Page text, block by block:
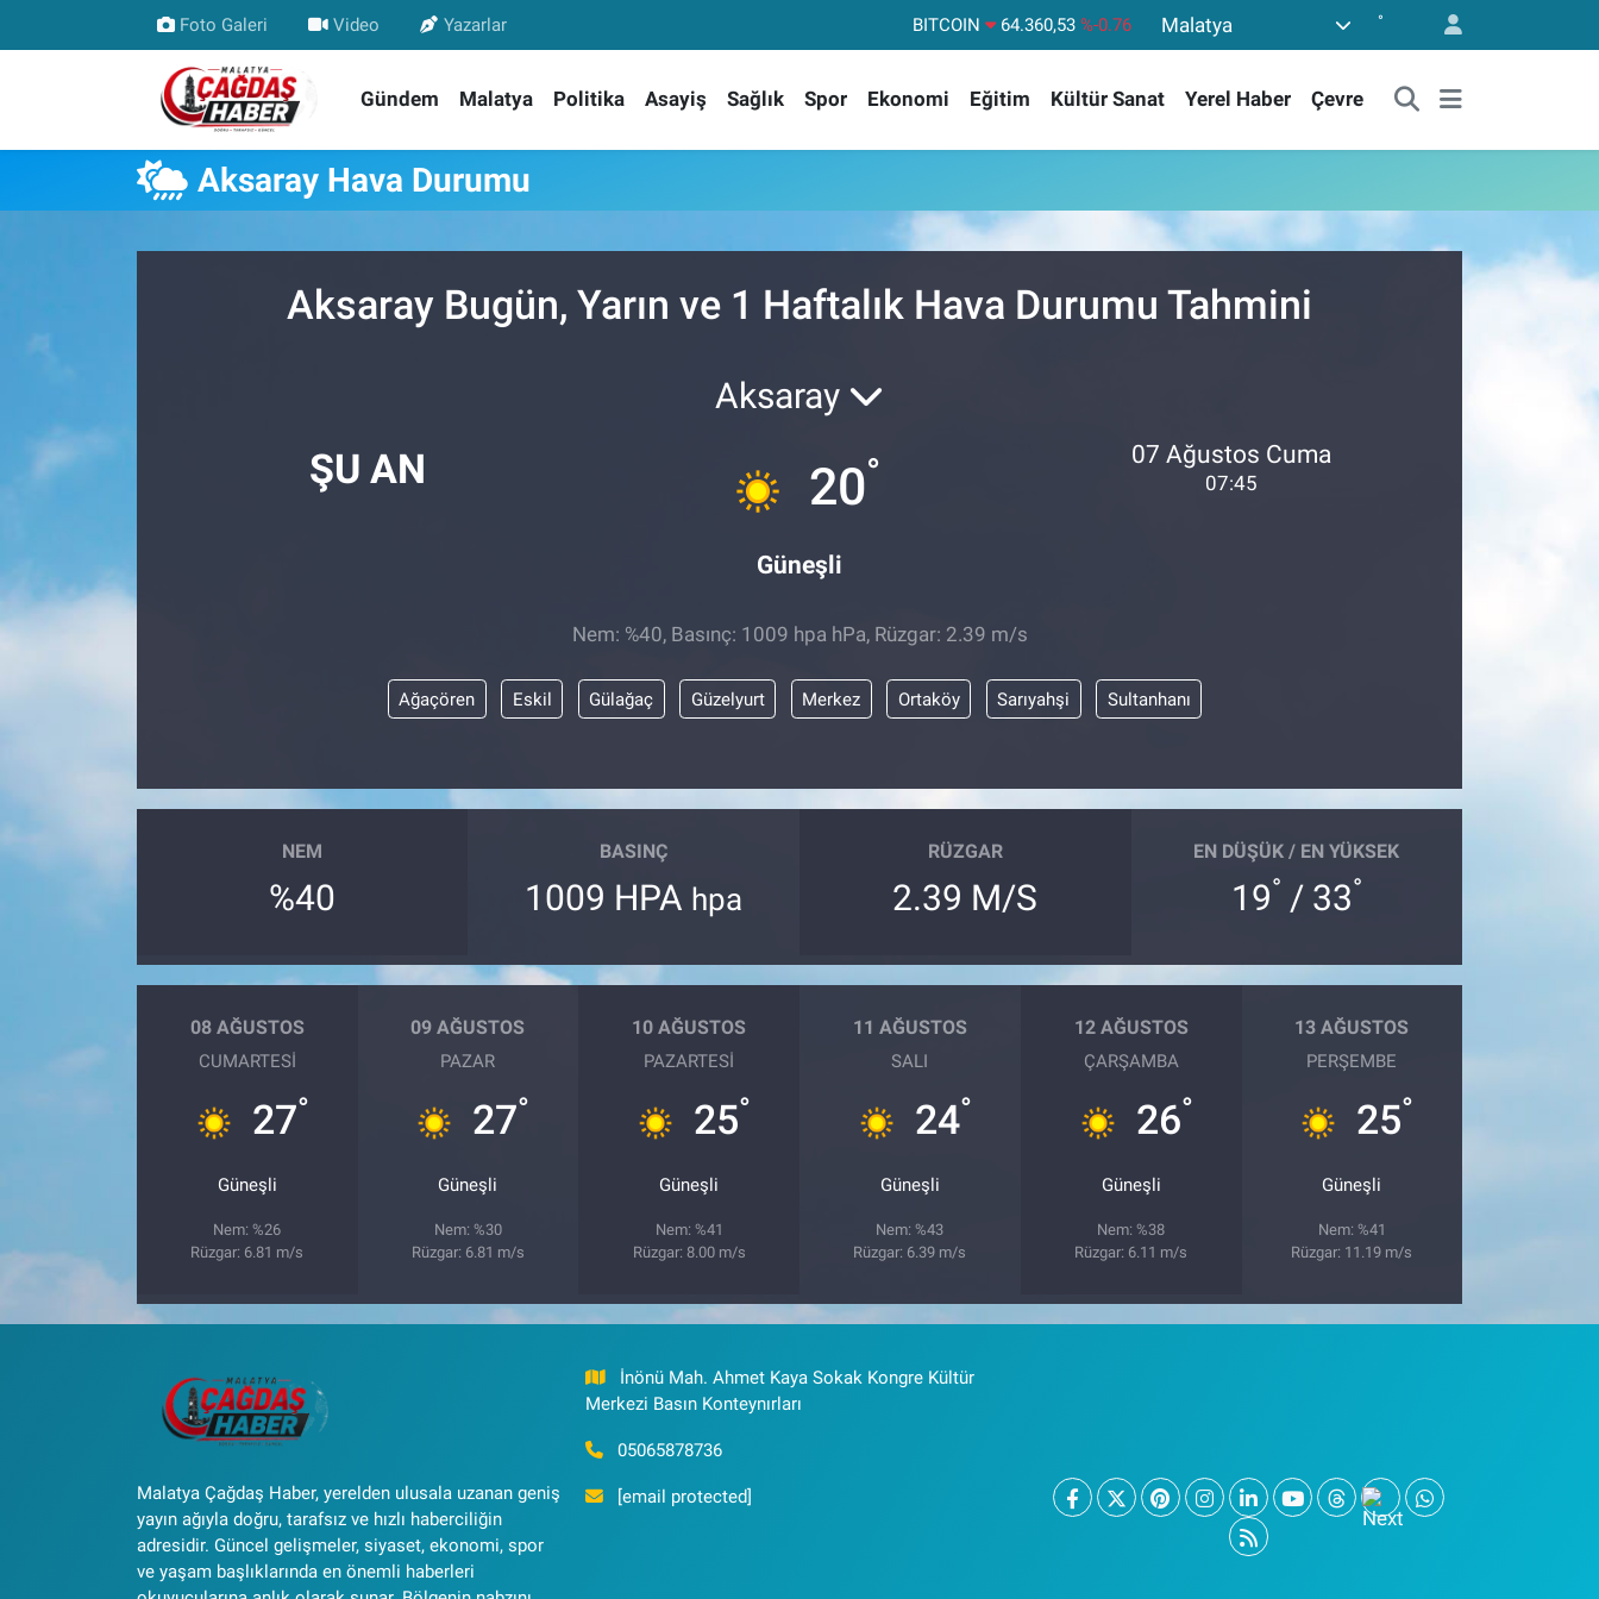
Foto Galeri Video Yazarlar BITCOIN 64.360,53 %-0.76
EURO
55,0317 %-0.02
STERLİN
64,2463 %0.07
BİST100
Malatya °
Gündem Malatya Politika Asayiş Sağlık Spor Ekonomi Eğitim Kültür Sanat Yerel Haber Çevre
Aksaray Hava Durumu
Aksaray Bugün, Yarın ve 1 Haftalık Hava Durumu Tahmini
ŞU AN
Aksaray
20°
Güneşli
07 Ağustos Cuma
07:45
Nem: %40, Basınç: 1009 hpa hPa, Rüzgar: 2.39 m/s
Ağaçören Eskil Gülağaç Güzelyurt Merkez Ortaköy Sarıyahşi Sultanhanı
NEM
%40
BASINÇ
1009 HPA hpa
RÜZGAR
2.39 M/S
EN DÜŞÜK / EN YÜKSEK
19° / 33°
08 AĞUSTOS
CUMARTESI
27°
Güneşli
Nem: %26
Rüzgar: 6.81 m/s
09 AĞUSTOS
PAZAR
27°
Güneşli
Nem: %30
Rüzgar: 6.81 m/s
10 AĞUSTOS
PAZARTESI
25°
Güneşli
Nem: %41
Rüzgar: 8.00 m/s
11 AĞUSTOS
SALI
24°
Güneşli
Nem: %43
Rüzgar: 6.39 m/s
12 AĞUSTOS
ÇARŞAMBA
26°
Güneşli
Nem: %38
Rüzgar: 6.11 m/s
13 AĞUSTOS
PERŞEMBE
25°
Güneşli
Nem: %41
Rüzgar: 11.19 m/s
Malatya Çağdaş Haber, yerelden ulusala uzanan geniş
yayın ağıyla doğru, tarafsız ve hızlı haberciliğin
adresidir. Güncel gelişmeler, siyaset, ekonomi, spor
ve yaşam başlıklarında en önemli haberleri
İnönü Mah. Ahmet Kaya Sokak Kongre Kültür
Merkezi Basın Konteynırları
05065878736
[email protected]
Nöbetçi Eczaneler
Hava Durumu
Malatya Namaz Vakitleri